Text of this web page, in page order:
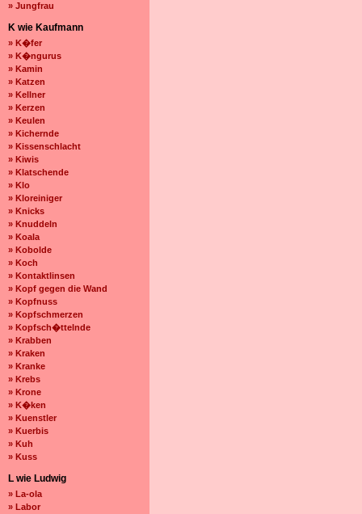
» Jungfrau
K wie Kaufmann
» K�fer
» K�ngurus
» Kamin
» Katzen
» Kellner
» Kerzen
» Keulen
» Kichernde
» Kissenschlacht
» Kiwis
» Klatschende
» Klo
» Kloreiniger
» Knicks
» Knuddeln
» Koala
» Kobolde
» Koch
» Kontaktlinsen
» Kopf gegen die Wand
» Kopfnuss
» Kopfschmerzen
» Kopfsch�ttelnde
» Krabben
» Kraken
» Kranke
» Krebs
» Krone
» K�ken
» Kuenstler
» Kuerbis
» Kuh
» Kuss
L wie Ludwig
» La-ola
» Labor